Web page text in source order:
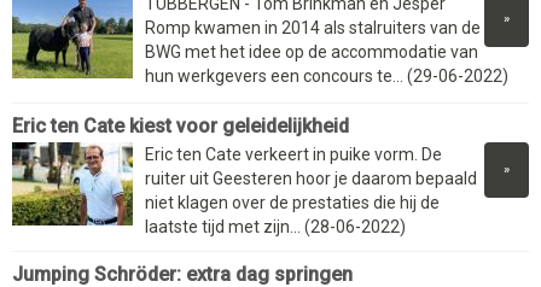
»
Romp kwamen in 2014 als stalruiters van de
BWG met het idee op de accommodatie van
hun werkgevers een concours te... (29-06-2022)
Eric ten Cate kiest voor geleidelijkheid
»
Eric ten Cate verkeert in puike vorm. De
ruiter uit Geesteren hoor je daarom bepaald
niet klagen over de prestaties die hij de
laatste tijd met zijn... (28-06-2022)
Jumping Schröder: extra dag springen